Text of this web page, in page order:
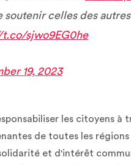
soutenir celles des
sjwo9EG0he
19, 2023
les citoyens à
de toutes les régions
et d'intérêt